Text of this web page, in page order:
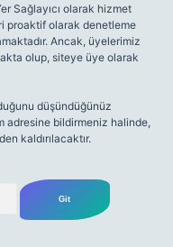
Sağlayıcı olarak hizmet
proaktif olarak denetleme
Ancak, üyelerimiz
olup, siteye üye olarak
düşündüğünüz
adresine bildirmeniz halinde,
kaldırılacaktır.